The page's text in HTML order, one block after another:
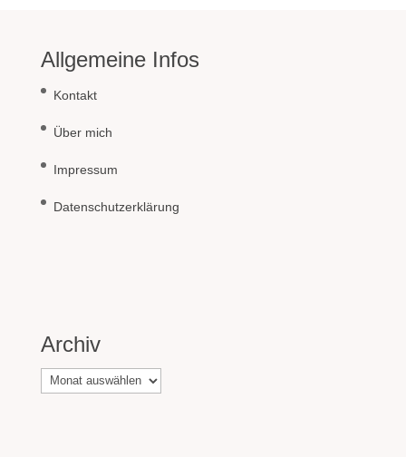
Allgemeine Infos
Kontakt
Über mich
Impressum
Datenschutzerklärung
Archiv
Archiv